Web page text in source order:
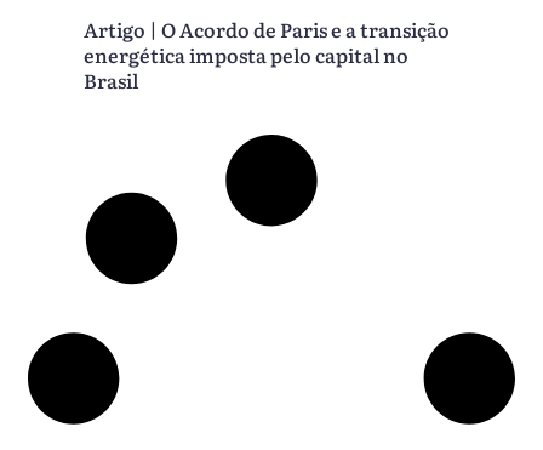
Artigo | O Acordo de Paris e a transição
energética imposta pelo capital no
Brasil